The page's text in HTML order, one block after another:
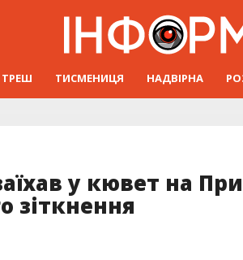
ТРЕШ ТИСМЕНИЦЯ НАДВІРНА
у кювет на
зіткнення